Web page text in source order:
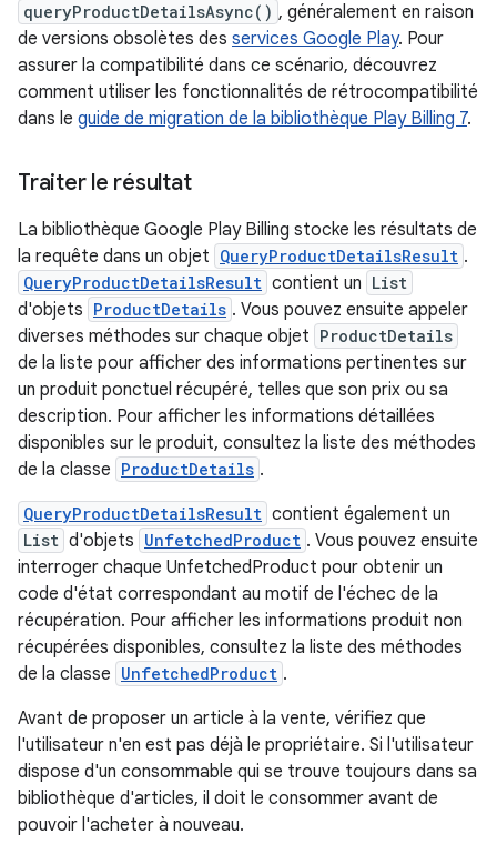
queryProductDetailsAsync() , généralement en raison
de versions obsolètes des services Google Play. Pour
assurer la compatibilité dans ce scénario, découvrez
comment utiliser les fonctionnalités de rétrocompatibilité
dans le guide de migration de la bibliothèque Play Billing 7.
Traiter le résultat
La bibliothèque Google Play Billing stocke les résultats de
la requête dans un objet QueryProductDetailsResult .
QueryProductDetailsResult contient un List
d'objets ProductDetails . Vous pouvez ensuite appeler
diverses méthodes sur chaque objet ProductDetails
de la liste pour afficher des informations pertinentes sur
un produit ponctuel récupéré, telles que son prix ou sa
description. Pour afficher les informations détaillées
disponibles sur le produit, consultez la liste des méthodes
de la classe ProductDetails .
QueryProductDetailsResult contient également un
List d'objets UnfetchedProduct . Vous pouvez ensuite
interroger chaque UnfetchedProduct pour obtenir un
code d'état correspondant au motif de l'échec de la
récupération. Pour afficher les informations produit non
récupérées disponibles, consultez la liste des méthodes
de la classe UnfetchedProduct .
Avant de proposer un article à la vente, vérifiez que
l'utilisateur n'en est pas déjà le propriétaire. Si l'utilisateur
dispose d'un consommable qui se trouve toujours dans sa
bibliothèque d'articles, il doit le consommer avant de
pouvoir l'acheter à nouveau.